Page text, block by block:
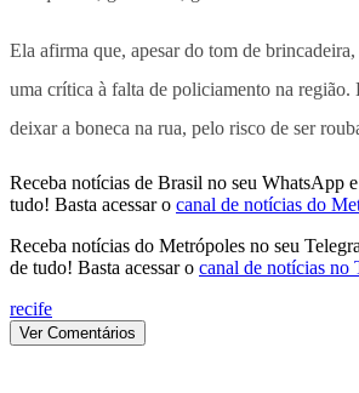
Ela afirma que, apesar do tom de
uma crítica à falta de policiamento na região.
deixar a boneca na rua, pelo risco de ser
Receba notícias de Brasil no seu WhatsApp
tudo! Basta acessar o canal de notícias do
Receba notícias do Metrópoles no seu
de tudo! Basta acessar o canal de notícias no
recife
Ver Comentários